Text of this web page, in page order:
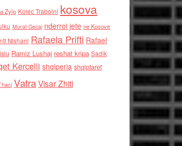
Zylo Kolec Traboini kosova
Murat Gecaj nderroi jete ne Kosove
Nishani Rafaela Prifti Rafael
Ramiz Lushaj reshat kripa Sadik
Kercelli shqiperia shqiptaret
VatraVisar Zhiti